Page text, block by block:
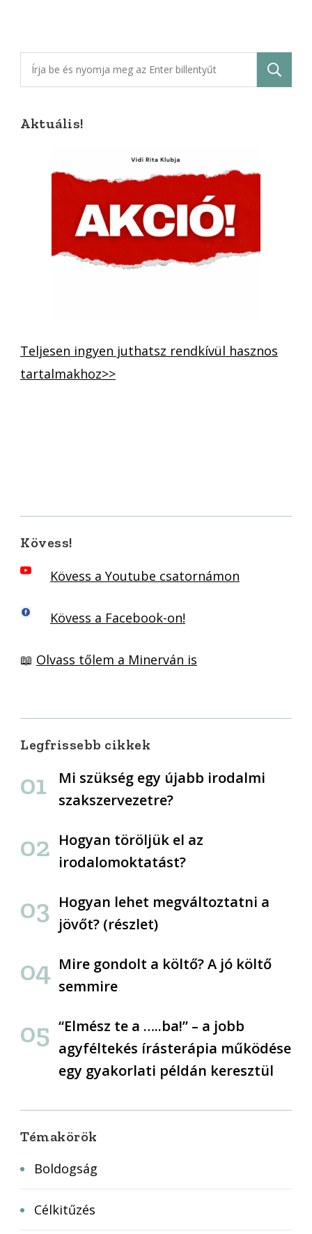
Keresés:
Aktuális!
Teljesen ingyen juthatsz rendkívül hasznos
tartalmakhoz>>
Kövess!
Kövess a Youtube csatornámon
Kövess a Facebook-on!
📖 Olvass tőlem a Minerván is
Legfrissebb cikkek
Mi szükség egy újabb irodalmi
szakszervezetre?
Hogyan töröljük el az
irodalomoktatást?
Hogyan lehet megváltoztatni a
jövőt? (részlet)
Mire gondolt a költő? A jó költő
semmire
“Elmész te a …..ba!” – a jobb
agyféltekés írásterápia működése
egy gyakorlati példán keresztül
Témakörök
Boldogság
Célkitűzés